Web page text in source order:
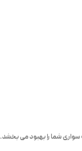
سواری شما را بهبود می بخشد.